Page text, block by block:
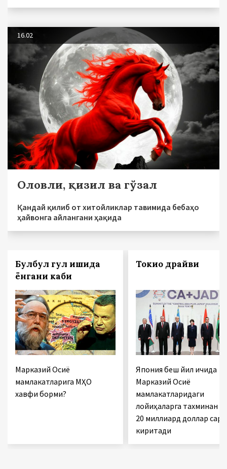
16.02
Оловли, қизил ва гўзал
Қандай қилиб от хитойликлар тавимида бебаҳо
ҳайвонга айлангани ҳақида
Булбул гул ишқида
ёнгани каби
Марказий Осиё
мамлакатларига МҲО
хавфи борми?
Токио драйви
Япония беш йил ичида
Марказий Осиё
мамлакатларидаги
лойиҳаларга тахминан
20 миллиард доллар
киритади